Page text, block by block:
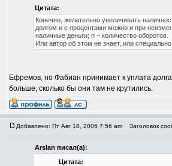
Цитата:
Конечно, желательно увеличивать
долгом и с процентами можно и при
наличные деньги; n – количество оборотов.
Или автор об этом не знает, или
Ефремов, но Фабиан принимает к уплата
больше, сколько бы они там не крутились.
Добавлено: Пт Авг 18, 2006 7:56 am Заголовок
Arslan писал(а):
Цитата: